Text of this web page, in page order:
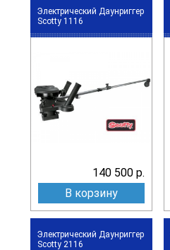
Электрический Даунриггер
Scotty 1116
140 500 р.
В корзину
Электрический Даунриггер
Scotty 2116